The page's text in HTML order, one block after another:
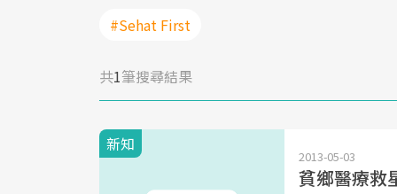
#Sehat First
共1筆搜尋結果
新知
2013-05-03
貧鄉醫療救